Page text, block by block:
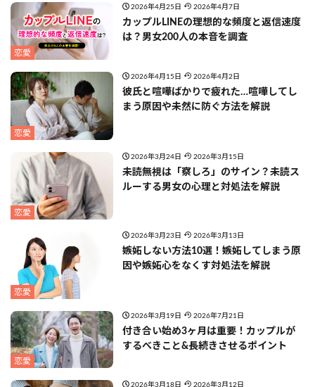
恋愛
2026年4月25日 2026年4月7日
カップルLINEの理想的な頻度と返信速度
は？男女200人の本音を調査
恋愛
2026年4月15日 2026年4月2日
彼氏と喧嘩ばかりで疲れた…喧嘩してし
まう原因や未然に防ぐ方法を解説
恋愛
2026年3月24日 2026年3月15日
未読無視は「察しろ」のサイン？未読ス
ルーする男女の心理と対処法を解説
恋愛
2026年3月23日 2026年3月13日
嫉妬しない方法10選！嫉妬してしまう原
因や嫉妬心をなくす対処法を解説
恋愛
2026年3月19日 2026年7月21日
付き合い始め3ヶ月は重要！カップルが
するべきこと&長続きさせるポイント
2026年3月18日 2026年3月12日